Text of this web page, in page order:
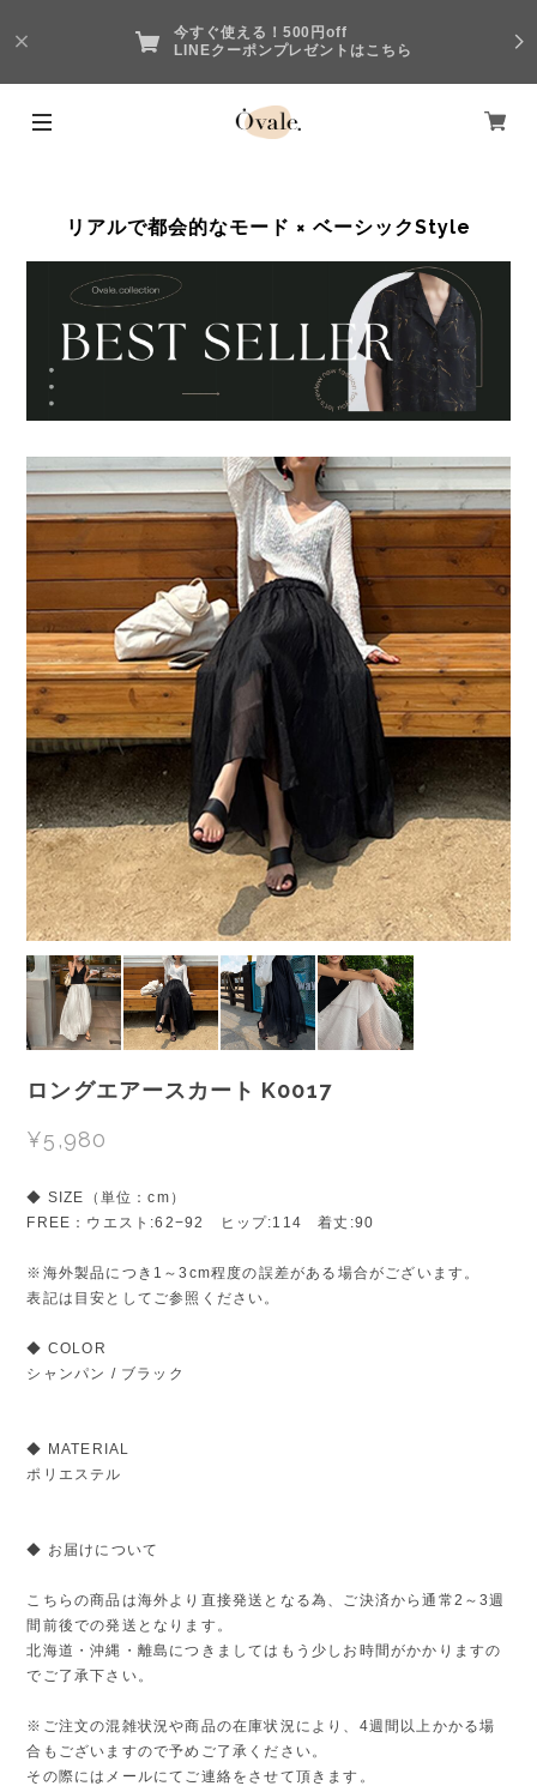
今すぐ使える！500円off
LINEクーポンプレゼントはこちら
リアルで都会的なモード × ベーシックStyle
ロングエアースカート K0017
¥5,980
◆ SIZE（単位：cm）
FREE：ウエスト:62−92 ヒップ:114 着丈:90
※海外製品につき1～3cm程度の誤差がある場合がございます。
表記は目安としてご参照ください。
◆ COLOR
シャンパン / ブラック
◆ MATERIAL
ポリエステル
◆ お届けについて
こちらの商品は海外より直接発送となる為、ご決済から通常2～3週
間前後での発送となります。
北海道・沖縄・離島につきましてはもう少しお時間がかかりますの
でご了承下さい。
※ご注文の混雑状況や商品の在庫状況により、4週間以上かかる場
合もございますので予めご了承ください。
その際にはメールにてご連絡をさせて頂きます。